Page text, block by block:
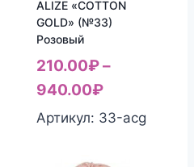
ALIZE «COTTON
GOLD» (№33)
Розовый
210.00₽–
940.00₽
Артикул: 33-acg